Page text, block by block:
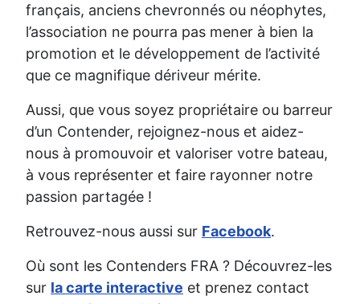
français, anciens chevronnés ou néophytes,
l’association ne pourra pas mener à bien la
promotion et le développement de l’activité
que ce magnifique dériveur mérite.
Aussi, que vous soyez propriétaire ou barreur
d’un Contender, rejoignez-nous et aidez-
nous à promouvoir et valoriser votre bateau,
à vous représenter et faire rayonner notre
passion partagée !
Retrouvez-nous aussi sur Facebook.
Où sont les Contenders FRA ? Découvrez-les
sur la carte interactive et prenez contact